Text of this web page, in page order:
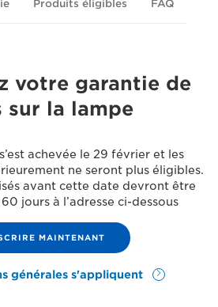
Produits éligibles FAQ
votre garantie de
sur la lampe
achevée le 29 février et les
ne seront plus éligibles.
avant cette date devront être
jours à l’adresse ci-dessous
MAINTENANT
générales s'appliquent